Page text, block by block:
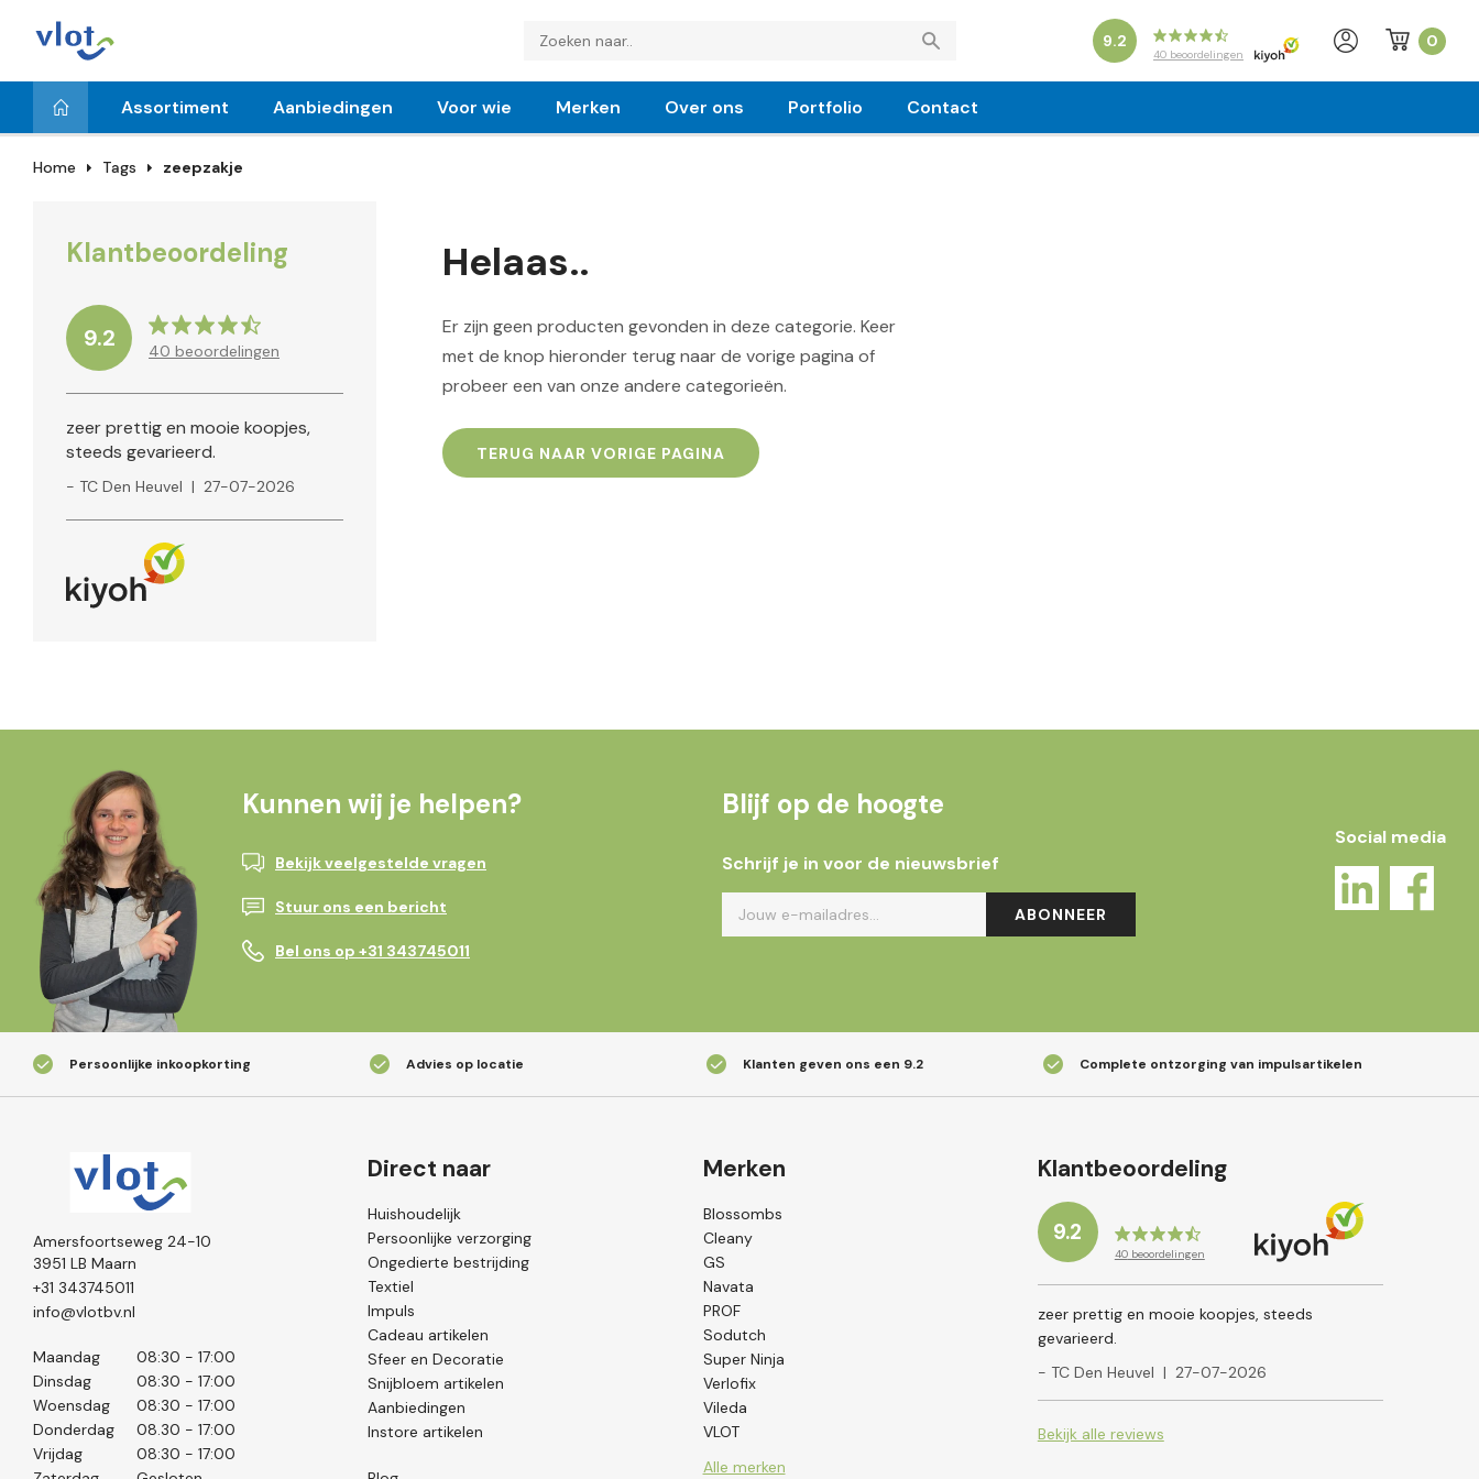
9.2
40 beoordelingen
0
Assortiment Aanbiedingen Voor wie Merken Over ons Portfolio Contact
Home Tags zeepzakje
Klantbeoordeling
9.2 40 beoordelingen
zeer prettig en mooie koopjes,
steeds gevarieerd.
- TC Den Heuvel | 27-07-2026
Helaas..
Er zijn geen producten gevonden in deze categorie. Keer
met de knop hieronder terug naar de vorige pagina of
probeer een van onze andere categorieën.
TERUG NAAR VORIGE PAGINA
Kunnen wij je helpen?
Bekijk veelgestelde vragen
Stuur ons een bericht
Bel ons op +31 343745011
Blijf op de hoogte
Schrijf je in voor de nieuwsbrief
ABONNEER
Social media
Persoonlijke inkoopkorting Advies op locatie Klanten geven ons een 9.2 Complete ontzorging van impulsartikelen
Amersfoortseweg 24-10
3951 LB Maarn
+31 343745011
info@vlotbv.nl
Maandag
08:30 - 17:00
Dinsdag
08:30 - 17:00
Woensdag
08:30 - 17:00
Donderdag
08.30 - 17:00
Vrijdag
08:30 - 17:00
Direct naar
Huishoudelijk
Persoonlijke verzorging
Ongedierte bestrijding
Textiel
Impuls
Cadeau artikelen
Sfeer en Decoratie
Snijbloem artikelen
Aanbiedingen
Instore artikelen
Merken
Blossombs
Cleany
GS
Navata
PROF
Sodutch
Super Ninja
Verlofix
Vileda
VLOT
Alle merken
Klantbeoordeling
9.2
40beoordelingen
zeer prettig en mooie koopjes, steeds
gevarieerd.
- TC Den Heuvel | 27-07-2026
Bekijk alle reviews